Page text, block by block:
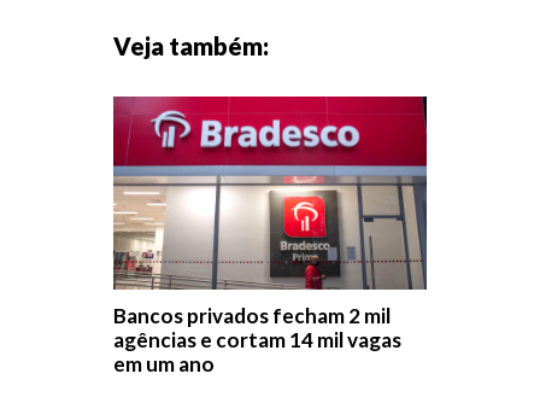
Veja também:
Bancos privados fecham 2 mil
agências e cortam 14 mil vagas
em um ano